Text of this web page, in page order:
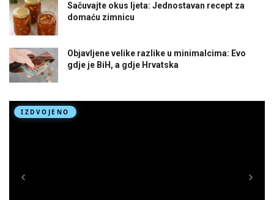
Sačuvajte okus ljeta: Jednostavan recept za
domaću zimnicu
Objavljene velike razlike u minimalcima: Evo
gdje je BiH, a gdje Hrvatska